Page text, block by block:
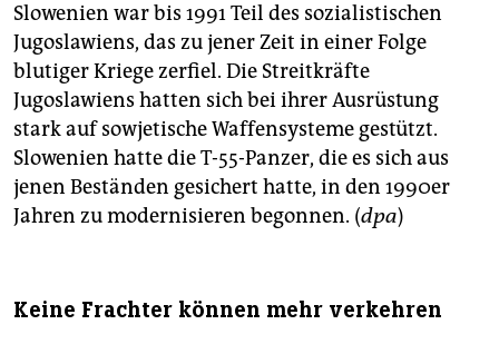
Slowenien war bis 1991 Teil des sozialistischen
Jugoslawiens, das zu jener Zeit in einer Folge
blutiger Kriege zerfiel. Die Streitkräfte
Jugoslawiens hatten sich bei ihrer Ausrüstung
stark auf sowjetische Waffensysteme gestützt.
Slowenien hatte die T-55-Panzer, die es sich aus
jenen Beständen gesichert hatte, in den 1990er
Jahren zu modernisieren begonnen. (dpa)
Keine Frachter können mehr verkehren